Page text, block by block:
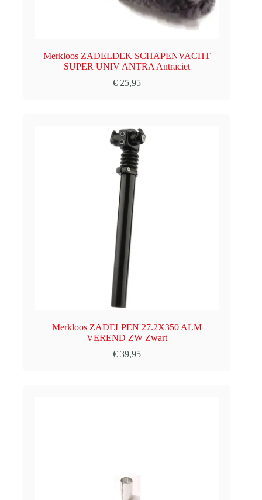
Merkloos ZADELDEK SCHAPENVACHT
SUPER UNIV ANTRA Antraciet
€ 25,95
Merkloos ZADELPEN 27.2X350 ALM
VEREND ZW Zwart
€ 39,95